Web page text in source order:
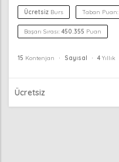
Ücretsiz Burs Taban Puan:
Başarı Sırası: 450.355 Puan
15 Kontenjan Sayısal 4 Yıllık
Ücretsiz